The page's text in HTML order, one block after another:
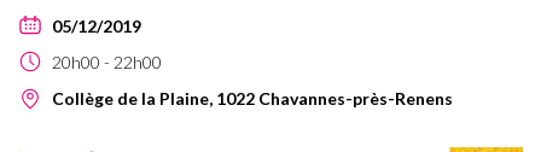
05/12/2019
20h00
22h00
Collège de la Plaine, 1022 Chavannes-près-Renens